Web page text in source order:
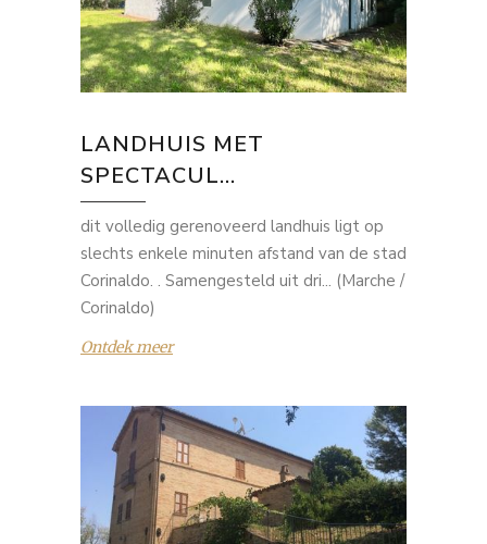
LANDHUIS MET
SPECTACUL...
dit volledig gerenoveerd landhuis ligt op
slechts enkele minuten afstand van de stad
Corinaldo. . Samengesteld uit dri... (Marche /
Corinaldo)
Ontdek meer